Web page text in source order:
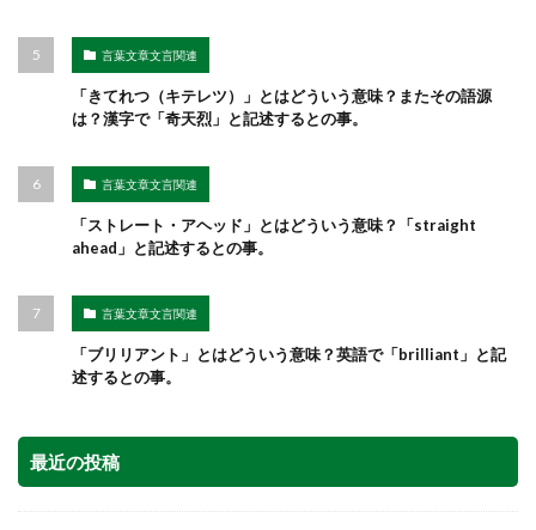
言葉文章文言関連
「きてれつ（キテレツ）」とはどういう意味？またその語源
は？漢字で「奇天烈」と記述するとの事。
言葉文章文言関連
「ストレート・アヘッド」とはどういう意味？「straight
ahead」と記述するとの事。
言葉文章文言関連
「ブリリアント」とはどういう意味？英語で「brilliant」と記
述するとの事。
最近の投稿